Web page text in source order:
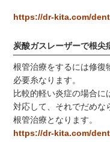
https://dr-kita.com/
炭酸ガスレーザーで根尖
根管治療をするには修復
必要糸なります。
比較的軽い炎症の場合に
対応して、それでだめな
根管治療となります。
https://dr-kita.com/